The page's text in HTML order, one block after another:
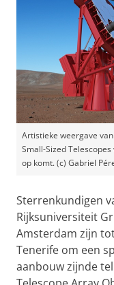
Artistieke weergave
Small-Sized
op komt. (c) Gabriel
Sterrenkundigen
Rijksuniversiteit
Amsterdam zijn
Tenerife om een
aanbouw zijnde